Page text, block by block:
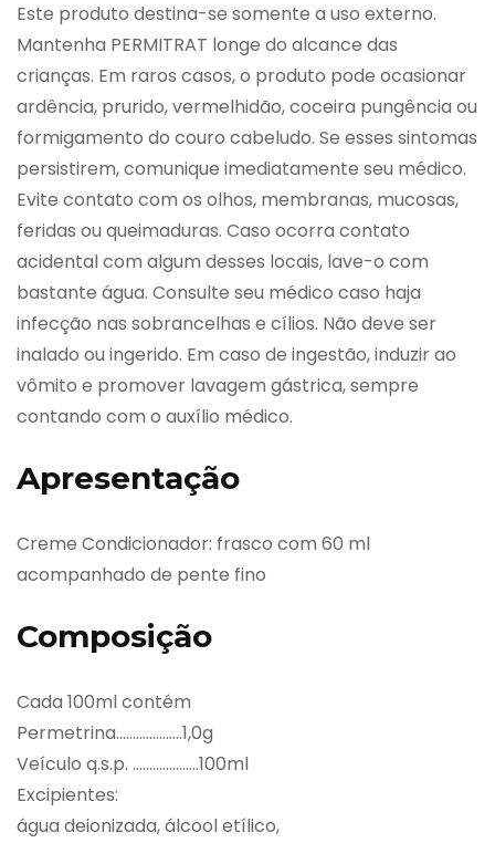
Este produto destina-se somente a uso externo.
Mantenha PERMITRAT longe do alcance das
crianças. Em raros casos, o produto pode ocasionar
ardência, prurido, vermelhidão, coceira pungência ou
formigamento do couro cabeludo. Se esses sintomas
persistirem, comunique imediatamente seu médico.
Evite contato com os olhos, membranas, mucosas,
feridas ou queimaduras. Caso ocorra contato
acidental com algum desses locais, lave-o com
bastante água. Consulte seu médico caso haja
infecção nas sobrancelhas e cílios. Não deve ser
inalado ou ingerido. Em caso de ingestão, induzir ao
vômito e promover lavagem gástrica, sempre
contando com o auxílio médico.
Apresentação
Creme Condicionador: frasco com 60 ml
acompanhado de pente fino
Composição
Cada 100ml contém
Permetrina………………..1,0g
Veículo q.s.p. ………………..100ml
Excipientes:
água deionizada, álcool etílico,